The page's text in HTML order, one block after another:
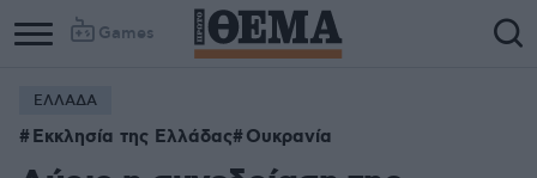
Games
ΕΛΛΑΔΑ
Εκκλησία της Ελλάδας Ουκρανία